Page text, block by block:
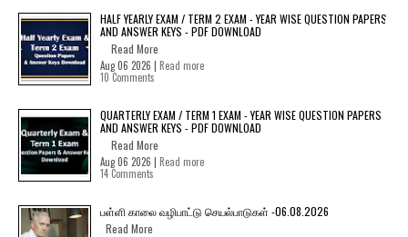
HALF YEARLY EXAM / TERM 2 EXAM - YEAR WISE QUESTION PAPERS
AND ANSWER KEYS - PDF DOWNLOAD
Read More
Aug 06 2026 | Read more
10 Comments
QUARTERLY EXAM / TERM 1 EXAM - YEAR WISE QUESTION PAPERS
AND ANSWER KEYS - PDF DOWNLOAD
Read More
Aug 06 2026 | Read more
14 Comments
பள்ளி காலை வழிபாட்டு செயல்பாடுகள் -06.08.2026
Read More